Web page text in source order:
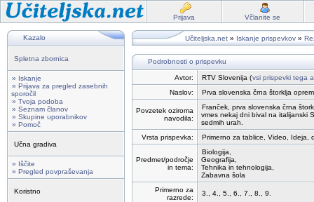
Prijava Včlanite se
Kazalo
Spletna zbornica
» Iskanje
» Prijava za pregled zasebnih
sporočil
» Tvoja podoba
» Seznam članov
» Skupine uporabnikov
» Pomoč
Učna gradiva
» Iščite
» Pregled povpraševanja
Koristno
Učiteljska.net » Iskanje prispevkov »
Podrobnosti o prispevku
Avtor: RTV Slovenija (vsi prispevki tega
Naslov:
Prva slovenska črna štorklja
Povzetek oziroma
navodila:
Franček, prva slovenska črna
vmes nekaj dni bival na italijanski
sedmih urah.
Vrsta prispevka:
Primerno za tablice, Video, Ideja,
Predmet/področje
in tema:
Biologija,
Geografija,
Tehnika in tehnologija,
Zabavna šola
Primerno za
razrede:
3., 4., 5., 6., 7., 8., 9.